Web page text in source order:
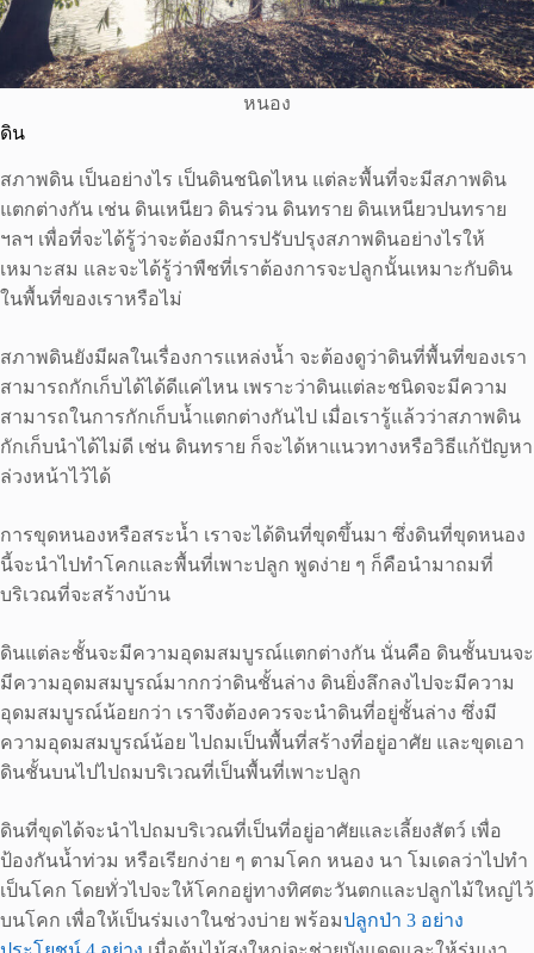
หนอง
ดิน
สภาพดิน เป็นอย่างไร เป็นดินชนิดไหน แต่ละพื้นที่จะมีสภาพดิน
แตกต่างกัน เช่น ดินเหนียว ดินร่วน ดินทราย ดินเหนียวปนทราย
ฯลฯ เพื่อที่จะได้รู้ว่าจะต้องมีการปรับปรุงสภาพดินอย่างไรให้
เหมาะสม และจะได้รู้ว่าพืชที่เราต้องการจะปลูกนั้นเหมาะกับดิน
ในพื้นที่ของเราหรือไม่
สภาพดินยังมีผลในเรื่องการแหล่งน้ำ จะต้องดูว่าดินที่พื้นที่ของเรา
สามารถกักเก็บได้ได้ดีแค่ไหน เพราะว่าดินแต่ละชนิดจะมีความ
สามารถในการกักเก็บน้ำแตกต่างกันไป เมื่อเรารู้แล้วว่าสภาพดิน
กักเก็บนำได้ไม่ดี เช่น ดินทราย ก็จะได้หาแนวทางหรือวิธีแก้ปัญหา
ล่วงหน้าไว้ได้
การขุดหนองหรือสระน้ำ เราจะได้ดินที่ขุดขึ้นมา ซึ่งดินที่ขุดหนอง
นี้จะนำไปทำโคกและพื้นที่เพาะปลูก พูดง่าย ๆ ก็คือนำมาถมที่
บริเวณที่จะสร้างบ้าน
ดินแต่ละชั้นจะมีความอุดมสมบูรณ์แตกต่างกัน นั่นคือ ดินชั้นบนจะ
มีความอุดมสมบูรณ์มากกว่าดินชั้นล่าง ดินยิ่งลึกลงไปจะมีความ
อุดมสมบูรณ์น้อยกว่า เราจึงต้องควรจะนำดินที่อยู่ชั้นล่าง ซึ่งมี
ความอุดมสมบูรณ์น้อย ไปถมเป็นพื้นที่สร้างที่อยู่อาศัย และขุดเอา
ดินชั้นบนไปไปถมบริเวณที่เป็นพื้นที่เพาะปลูก
ดินที่ขุดได้จะนำไปถมบริเวณที่เป็นที่อยู่อาศัยและเลี้ยงสัตว์ เพื่อ
ป้องกันน้ำท่วม หรือเรียกง่าย ๆ ตามโคก หนอง นา โมเดลว่าไปทำ
เป็นโคก โดยทั่วไปจะให้โคกอยู่ทางทิศตะวันตกและปลูกไม้ใหญ่ไว้
บนโคก เพื่อให้เป็นร่มเงาในช่วงบ่าย พร้อมปลูกป่า 3 อย่าง